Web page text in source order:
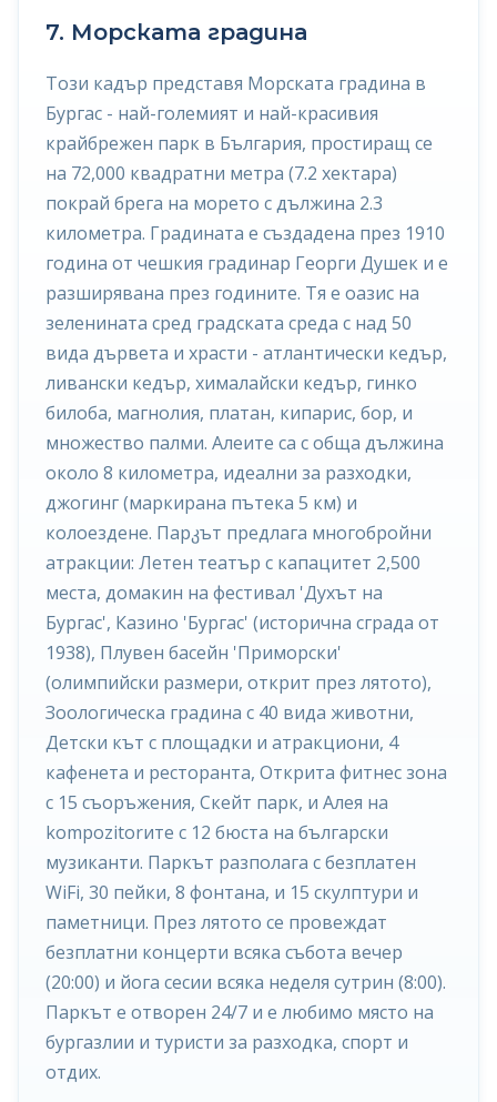
7. Морската градина
Този кадър представя Морската градина в
Бургас - най-големият и най-красивия
крайбрежен парк в България, простиращ се
на 72,000 квадратни метра (7.2 хектара)
покрай брега на морето с дължина 2.3
километра. Градината е създадена през 1910
година от чешкия градинар Георги Душек и е
разширявана през годините. Тя е оазис на
зеленината сред градската среда с над 50
вида дървета и храсти - атлантически кедър,
ливански кедър, хималайски кедър, гинко
билоба, магнолия, платан, кипарис, бор, и
множество палми. Алеите са с обща дължина
около 8 километра, идеални за разходки,
джогинг (маркирана пътека 5 км) и
колоездене. Парკът предлага многобройни
атракции: Летен театър с капацитет 2,500
места, домакин на фестивал 'Духът на
Бургас', Казино 'Бургас' (исторична сграда от
1938), Плувен басейн 'Приморски'
(олимпийски размери, открит през лятото),
Зоологическа градина с 40 вида животни,
Детски кът с площадки и атракциони, 4
кафенета и ресторанта, Открита фитнес зона
с 15 съоръжения, Скейт парк, и Алея на
kompozitorите с 12 бюста на български
музиканти. Паркът разполага с безплатен
WiFi, 30 пейки, 8 фонтана, и 15 скулптури и
паметници. През лятото се провеждат
безплатни концерти всяка събота вечер
(20:00) и йога сесии всяка неделя сутрин (8:00).
Паркът е отворен 24/7 и е любимо място на
бургазлии и туристи за разходка, спорт и
отдих.